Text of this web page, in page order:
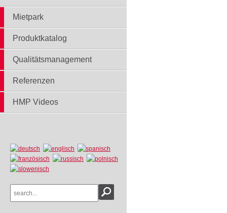
Mietpark
Produktkatalog
Qualitätsmanagement
Referenzen
HMP Videos